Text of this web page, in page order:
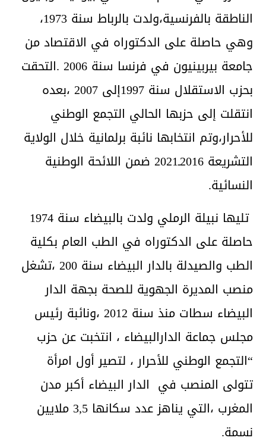
الناطقة بالفرنسية،ولدت بالرباط سنة 1973،
وهي حاصلة على الدكتوراه في الاقتصاد من
جامعة بيربينيون في فرنسا سنة 2006 .التحقت
بحزب الاستقلال سنة 1997إلى 2007 ،بعده
انتقلت إلى حزبها الحالي التجمع الوطني
للأحرار،وتم انتخابها نائبة برلمانية خلال الولاية
التشريعة 2016ـ2021 ضمن اللائحة الوطنية
النسائية.
تليها نبيلة الرملي ولدت بالبيضاء سنة 1974
حاصلة على الدكتوراه في الطب العام بكلية
الطب والصيدلة بالدار البيضاء سنة 200 ،تشغل
منصب المديرة الجهوية للصحة بجهة الدار
البيضاء سطات منذ سنة 2012 ،ونائبة رئيس
مجلس جماعة الدارالبيضاء ، انتخبت عن حزب
“التجمع الوطني للأحرار ، لتصير أول امرأة
تتولى المنصب في الدار البيضاء أكبر مدن
المغرب ،التي يناهز عدد سكانها 3,5 ملايين
نسمة.